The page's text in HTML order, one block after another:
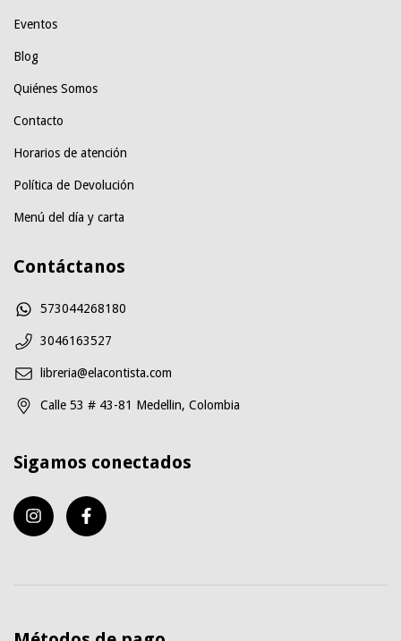
Eventos
Blog
Quiénes Somos
Contacto
Horarios de atención
Política de Devolución
Menú del día y carta
Contáctanos
573044268180
3046163527
libreria@elacontista.com
Calle 53 # 43-81 Medellin, Colombia
Sigamos conectados